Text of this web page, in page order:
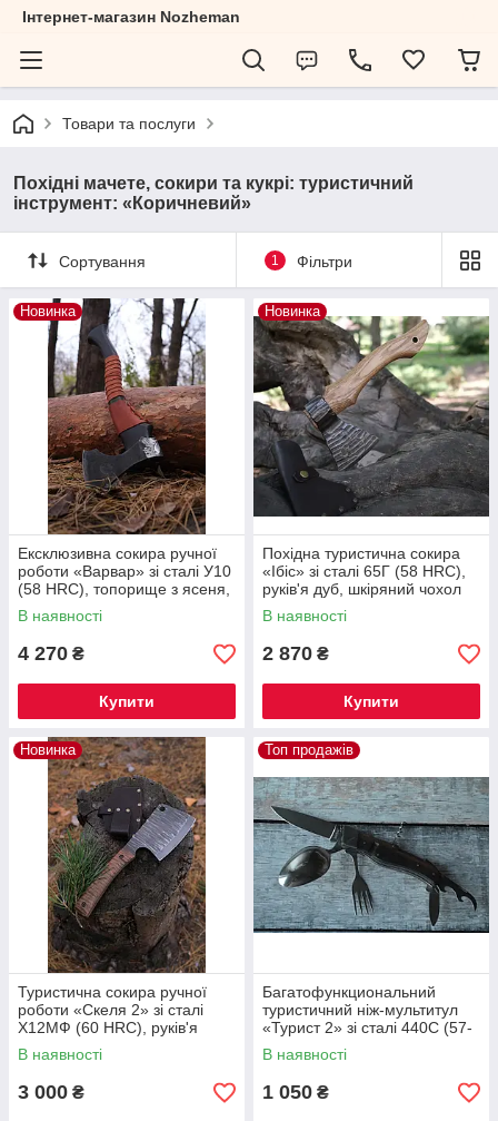
Інтернет-магазин Nozheman
Товари та послуги
Похідні мачете, сокири та кукрі: туристичний
інструмент: «Коричневий»
Сортування 1 Фільтри
Новинка
Ексклюзивна сокира ручної
роботи «Варвар» зі сталі У10
(58 HRC), топорище з ясеня,
шкіряний чохол
В наявності
4 270 ₴
Купити
Новинка
Похідна туристична сокира
«Ібіс» зі сталі 65Г (58 HRC),
руків'я дуб, шкіряний чохол
В наявності
2 870 ₴
Купити
Новинка
Туристична сокира ручної
роботи «Скеля 2» зі сталі
Х12МФ (60 HRC), руків'я
горіх, шкіряний чохол
В наявності
3 000 ₴
Топ продажів
Багатофункциональний
туристичний ніж-мультитул
«Турист 2» зі сталі 440C (57-
58 HRC) з ложкою виделкою
штопором та чохлом
В наявності
1 050 ₴